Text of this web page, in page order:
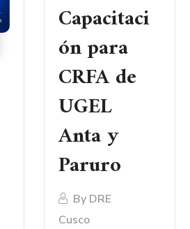
Capacitaci
ón para
CRFA de
UGEL
Anta y
Paruro
By DRE
Cusco